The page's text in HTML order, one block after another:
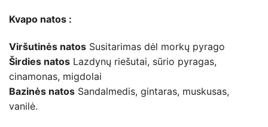
Kvapo natos :
Viršutinės natos Susitarimas dėl morkų pyrago
Širdies natos Lazdynų riešutai, sūrio pyragas,
cinamonas, migdolai
Bazinės natos Sandalmedis, gintaras, muskusas,
vanilė.